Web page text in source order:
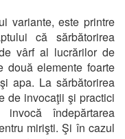
variante, este printre
că sărbătorirea
vârf al lucrărilor de
elemente foarte
apa. La sărbătorirea
de invocaţii şi practici
îndepărtarea
mirişti. Şi în cazul